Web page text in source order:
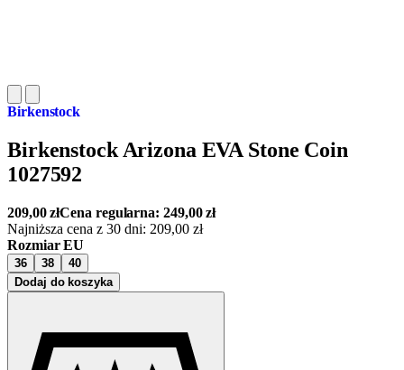
Birkenstock
Birkenstock Arizona EVA Stone Coin
1027592
209,00złCena regularna:249,00zł
Najniższa cena z 30 dni: 209,00 zł
Rozmiar EU
36 38
40
Dodaj do koszyka